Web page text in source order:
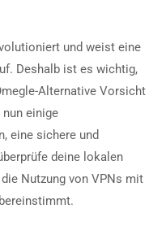
und weist eine
Deshalb ist es wichtig,
Alternative Vorsicht
einige
eine sichere und
deine lokalen
Nutzung von VPNs mit